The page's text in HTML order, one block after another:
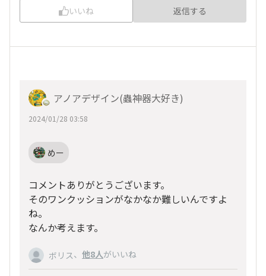
いいね 返信する
アノアデザイン(蟲神器大好き)
2024/01/28 03:58
めー
コメントありがとうございます。
そのワンクッションがなかなか難しいんですよ
ね。
なんか考えます。
ボリス、 他8人がいいね